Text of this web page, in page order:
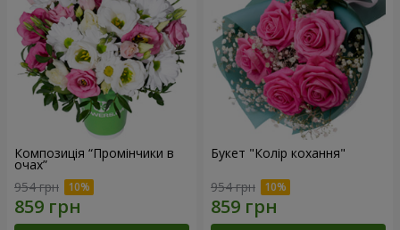
Композиція “Промінчики в
очах”
954 грн
Букет "Колір кохання"
954 грн